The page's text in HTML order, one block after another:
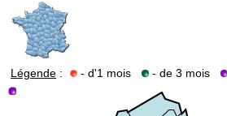
Légende : - d'1 mois - de 3 mois